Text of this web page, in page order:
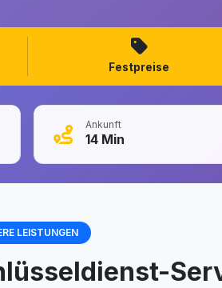
Festpreise
Ankunft
14 Min
LEISTUNGEN